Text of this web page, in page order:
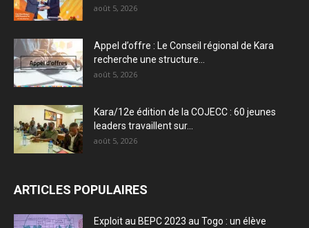
août 5, 2026
Appel d’offre : Le Conseil régional de Kara
recherche une structure...
août 5, 2026
Kara/12e édition de la COJECC : 60 jeunes
leaders travaillent sur...
août 5, 2026
ARTICLES POPULAIRES
Exploit au BEPC 2023 au Togo : un élève